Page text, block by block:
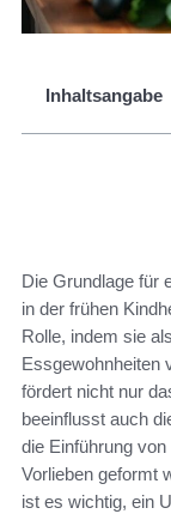
Inhaltsangabe
Die Grundlage für
in der frühen
Rolle, indem sie
Essgewohnheiten
fördert nicht nur
beeinflusst auch
die Einführung
Vorlieben geformt
ist es wichtig, ein